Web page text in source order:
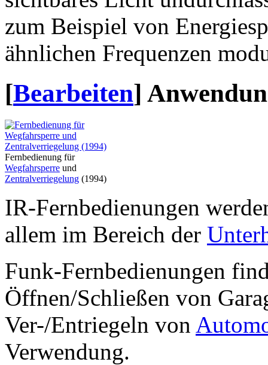
zum Beispiel von
ähnlichen Frequenzen
[Bearbeiten]
Fernbedienung für
Wegfahrsperre und
Zentralverriegelung (1994)
IR-Fernbedienungen
allem im Bereich der
Funk-Fernbedienungen
Öffnen/Schließen von
Ver-/Entriegeln von
Verwendung.